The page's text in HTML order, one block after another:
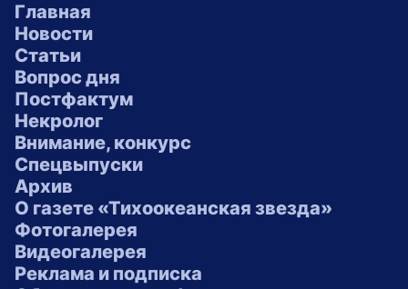
Главная
Новости
Статьи
Вопрос дня
Постфактум
Некролог
Внимание, конкурс
Спецвыпуски
Архив
О газете «Тихоокеанская звезда»
Фотогалерея
Видеогалерея
Реклама и подписка